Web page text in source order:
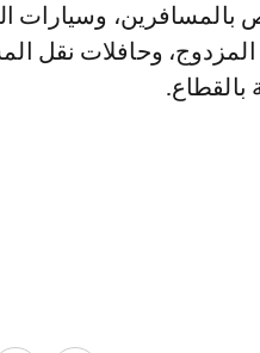
بالمسافرين، وسيارات
المزدوج، وحافلات نقل
بالقطاع.